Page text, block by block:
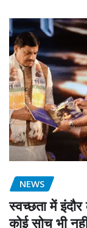
NEWS
स्वच्छता में
कोई सोच भी